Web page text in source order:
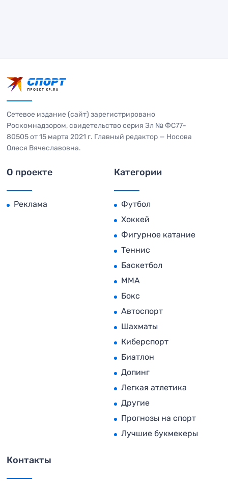
Сетевое издание (сайт) зарегистрировано
Роскомнадзором, свидетельство серия Эл № ФС77-
80505 от 15 марта 2021 г. Главный редактор — Носова
Олеся Вячеславовна.
О проекте
Реклама
Категории
Футбол
Хоккей
Фигурное катание
Теннис
Баскетбол
MMA
Бокс
Автоспорт
Шахматы
Киберспорт
Биатлон
Допинг
Легкая атлетика
Другие
Прогнозы на спорт
Лучшие букмекеры
Контакты